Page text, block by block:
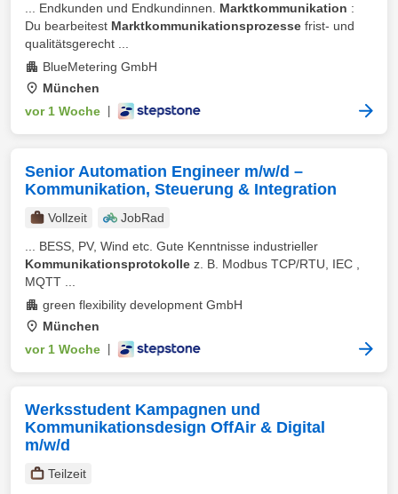
... Endkunden und Endkundinnen. Marktkommunikation :
Du bearbeitest Marktkommunikationsprozesse frist- und
qualitätsgerecht ...
BlueMetering GmbH
München
vor 1 Woche
Senior Automation Engineer m/w/d –
Kommunikation, Steuerung & Integration
Vollzeit
JobRad
... BESS, PV, Wind etc. Gute Kenntnisse industrieller
Kommunikationsprotokolle z. B. Modbus TCP/RTU, IEC ,
MQTT ...
green flexibility development GmbH
München
vor 1 Woche
Werksstudent Kampagnen und
Kommunikationsdesign OffAir & Digital
m/w/d
Teilzeit